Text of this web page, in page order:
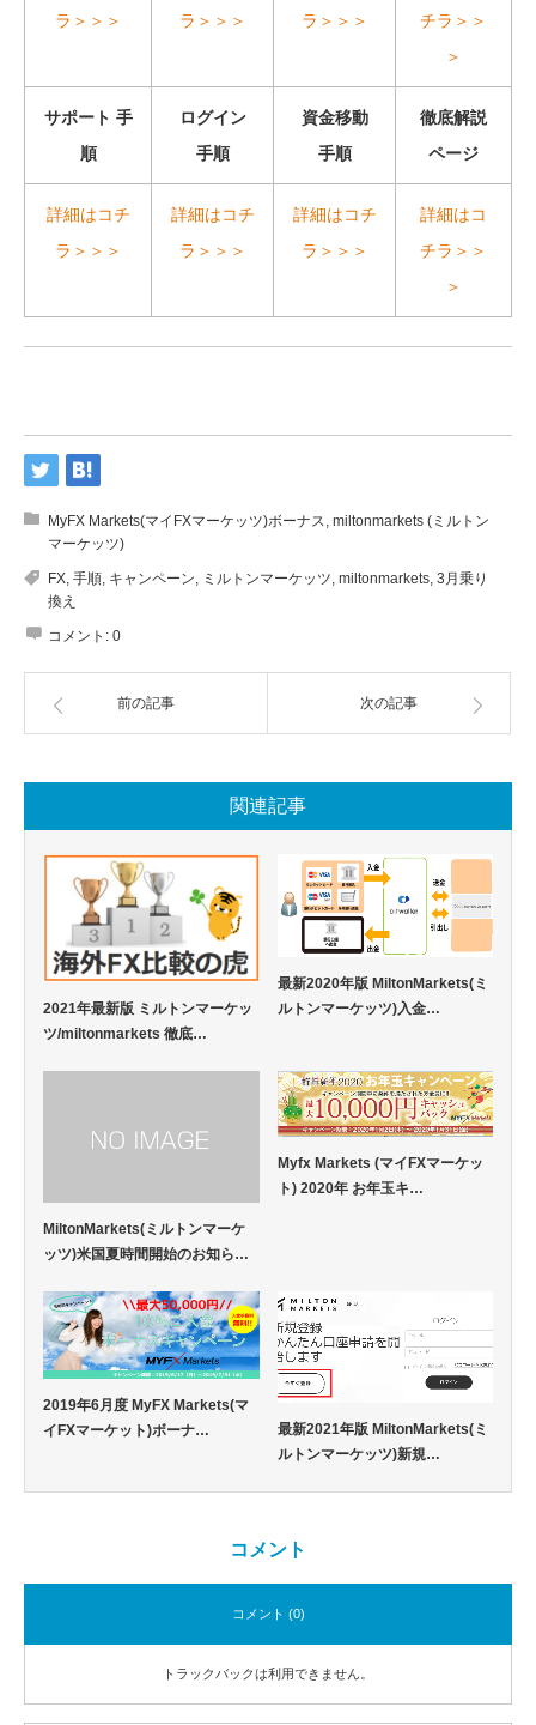
ラ＞＞＞ ラ＞＞＞ ラ＞＞＞
チラ＞＞
＞
サポート 手
順
ログイン
手順
資金移動
手順
徹底解説
ページ
詳細はコチ
ラ＞＞＞
詳細はコチ
ラ＞＞＞
詳細はコチ
ラ＞＞＞
詳細はコ
チラ＞＞
＞
MyFX Markets(マイFXマーケッツ)ボーナス, miltonmarkets (ミルトン
マーケッツ)
FX, 手順, キャンペーン, ミルトンマーケッツ, miltonmarkets, 3月乗り
換え
コメント: 0
前の記事 次の記事
関連記事
2021年最新版 ミルトンマーケッ
ツ/miltonmarkets 徹底…
最新2020年版 MiltonMarkets(ミ
ルトンマーケッツ)入金…
MiltonMarkets(ミルトンマーケ
ッツ)米国夏時間開始のお知ら…
Myfx Markets (マイFXマーケッ
ト) 2020年 お年玉キ…
2019年6月度 MyFX Markets(マ
イFXマーケット)ボーナ…
最新2021年版 MiltonMarkets(ミ
ルトンマーケッツ)新規…
コメント
コメント (0)
トラックバックは利用できません。